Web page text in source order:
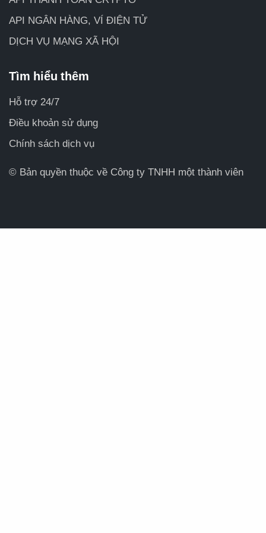
API NGÂN HÀNG, VÍ ĐIỆN TỬ
DỊCH VỤ MẠNG XÃ HỘI
Tìm hiểu thêm
Hỗ trợ 24/7
Điều khoản sử dụng
Chính sách dịch vụ
© Bản quyền thuộc về Công ty TNHH một thành viên